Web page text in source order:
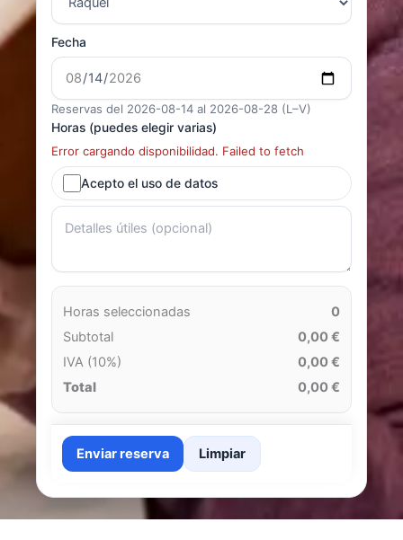
Fecha
Reservas del 2026-08-14 al 2026-08-28 (L–V)
Horas (puedes elegir varias)
Error cargando disponibilidad. Failed to fetch
Acepto el uso de datos
Horas seleccionadas
0
Subtotal
0,00 €
IVA (10%)
0,00 €
Total
0,00 €
Enviar reserva Limpiar